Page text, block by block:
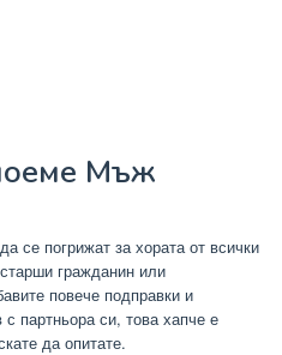
Мъж
се погрижат за хората от всички
гражданин или
повече подправки и
партньора си, това хапче е
да опитате.